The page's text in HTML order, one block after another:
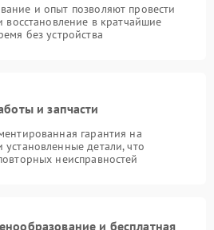
и опыт позволяют провести
восстановление в кратчайшие
без устройства
и запчасти
гарантия на
детали, что
неисправностей
и бесплатная